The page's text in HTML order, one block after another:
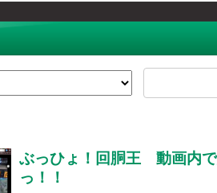
ぶっひょ！回胴王 動画内
っ！！